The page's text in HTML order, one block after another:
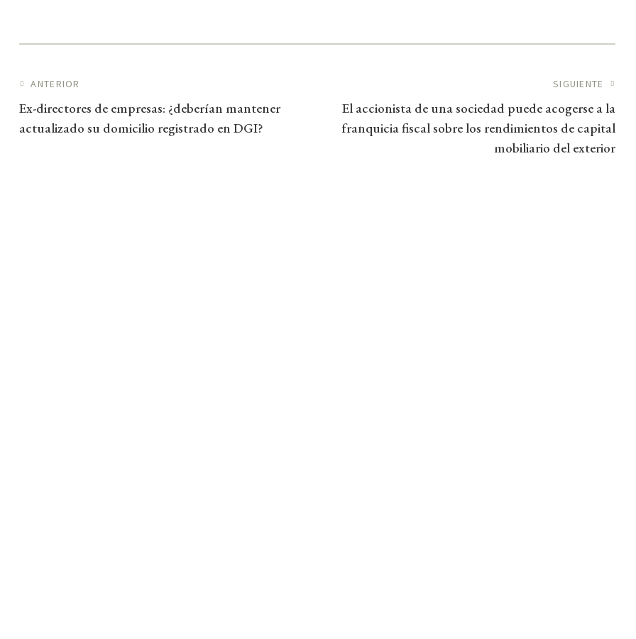
Navegación de entradas
ANTERIOR
Ex-directores de empresas: ¿deberían mantener
actualizado su domicilio registrado en DGI?
SIGUIENTE
El accionista de una sociedad puede acogerse a la
franquicia fiscal sobre los rendimientos de capital
mobiliario del exterior